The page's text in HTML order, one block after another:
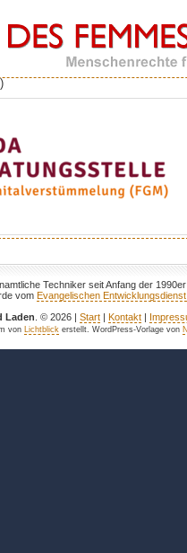
Techniker seit Anfang der
vom Evangelischen Entwicklungsdienst
Laden . © 2026 | Start| Kontakt|
von Lichtblickerstellt. WordPress-Vorlage von